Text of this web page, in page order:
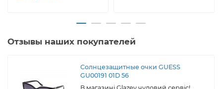
Отзывы наших покупателей
Солнцезащитные очки GUESS
GU00191 01D 56